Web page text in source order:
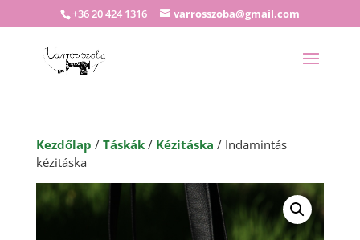
+36 20 424 1316 varrosszoba@gmail.com
Kezdőlap / Táskák/ Kézitáska / Indamintás
kézitáska